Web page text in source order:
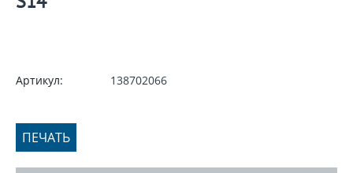
Артикул: 138702066
ПЕЧАТЬ